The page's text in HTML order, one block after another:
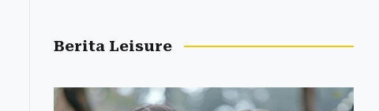
Berita Leisure